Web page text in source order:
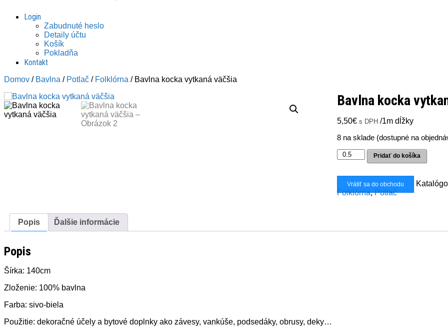
Login
Zabudnuté heslo
Detaily účtu
Košík
Pokladňa
Kontakt
Domov / Bavlna / Potlač / Folklórna / Bavlna kocka vytkaná väčšia
Bavlna kocka
5,50€ s DPH /1m dĺžky
8 na sklade (dostupné na
množstvo
Bavlna
vytkaná
väčšia
Pridať do košíka
Vrátiť sa do obchodu
Folklórna,Potlač
Popis Ďalšie informácie
Popis
Šírka: 140cm
Zloženie: 100% bavlna
Farba: sivo-biela
Použitie: dekoračné účely a bytové doplnky ako závesy, vankúše, podsedáky, obrusy, deky…